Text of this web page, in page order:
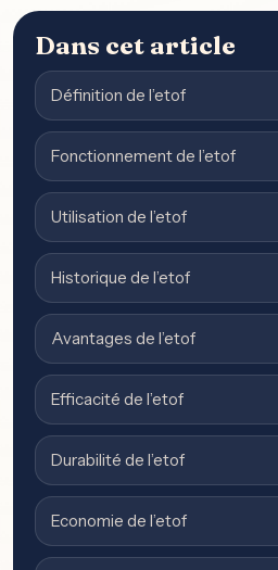
Dans cet article
Définition de l’etof
Fonctionnement de l’etof
Utilisation de l’etof
Historique de l’etof
Avantages de l’etof
Efficacité de l’etof
Durabilité de l’etof
Economie de l’etof